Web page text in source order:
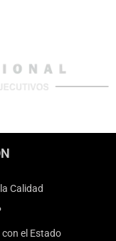
Calidad
el Estado